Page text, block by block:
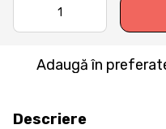
Adaugă în
Descriere